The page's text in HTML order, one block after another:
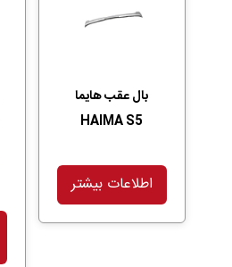
بال عقب هایما
HAIMA S5
اطلاعات بیشتر